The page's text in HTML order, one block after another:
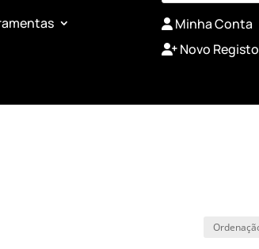
Minha Conta
Novo Registo